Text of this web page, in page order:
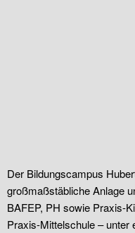
Der Bildungscampus
großmaßstäbliche Anlage
BAFEP, PH sowie Praxis-
Praxis-Mittelschule – unter